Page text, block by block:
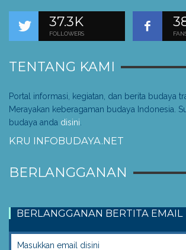
37.3K
FOLLOWERS
TENTANG KAMI
Portal informasi, kegiatan, dan berita budaya
Merayakan keberagaman budaya Indonesia.
budaya anda disini
KRU INFOBUDAYA.NET
BERLANGGANAN
BERLANGGANAN BERTITA EMAIL